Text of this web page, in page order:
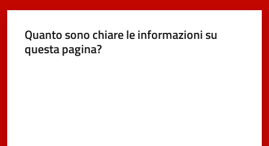
Quanto sono chiare le informazioni su
questa pagina?